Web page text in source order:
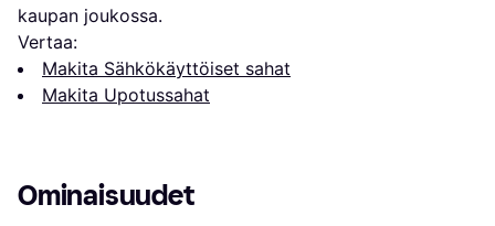
kaupan joukossa.
Vertaa:
Makita Sähkökäyttöiset sahat
Makita Upotussahat
Ominaisuudet